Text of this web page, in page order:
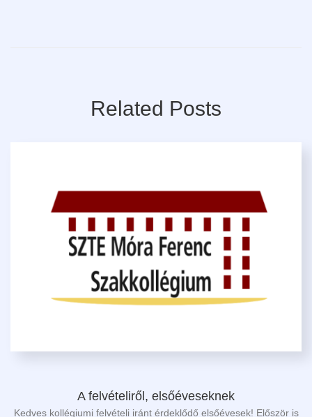
Related Posts
A felvételiről, elsőéveseknek
Kedves kollégiumi felvételi iránt érdeklődő elsőévesek! Először is